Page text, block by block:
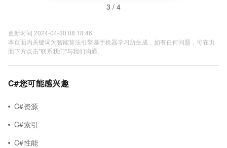
3 / 4
更新时间 2024-04-30 08:18:46
本页面内关键词为智能算法引擎基于机器学习所生成，如有任何问题，可在页
面下方点击"联系我们"与我们沟通。
C#您可能感兴趣
C#资源
C#索引
C#性能